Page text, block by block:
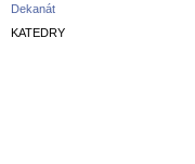
Dekanát
KATEDRY